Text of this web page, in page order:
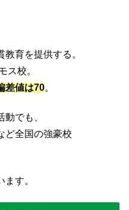
育を提供する。
ス校。
差値は70。
でも、
ど全国の強豪校
す。